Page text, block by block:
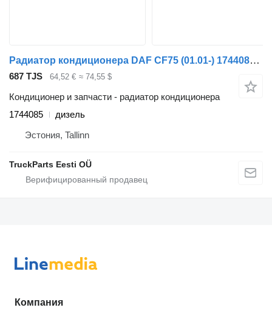
Радиатор кондиционера DAF CF75 (01.01-) 1744085 для тягача DAF LF45, LF55, LF180, CF65, CF75, CF85 (2001-)
687 TJS 64,52 € ≈ 74,55 $
Кондиционер и запчасти - радиатор кондиционера
1744085
дизель
Эстония, Tallinn
TruckParts Eesti OÜ
Компания